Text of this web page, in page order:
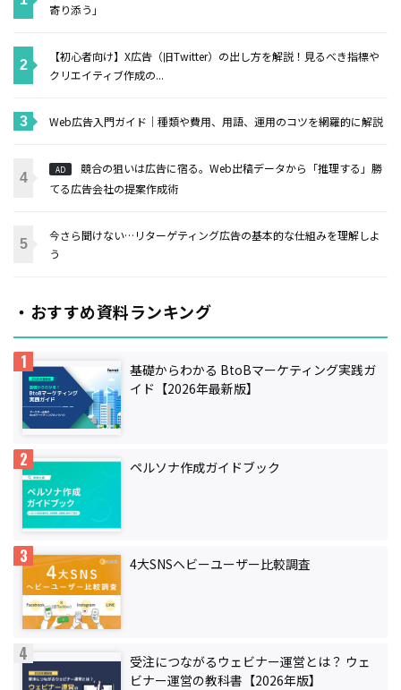
寄り添う」
【初心者向け】X広告（旧Twitter）の出し方を解説！見るべき指標や
クリエイティブ作成の...
Web広告入門ガイド｜種類や費用、用語、運用のコツを網羅的に解説
AD
競合の狙いは広告に宿る。Web出稿データから「推理する」勝
てる広告会社の提案作成術
今さら聞けない…リターゲティング広告の基本的な仕組みを理解しよ
う
・おすすめ資料ランキング
基礎からわかる BtoBマーケティング実践ガ
イド【2026年最新版】
ペルソナ作成ガイドブック
4大SNSヘビーユーザー比較調査
受注につながるウェビナー運営とは？ ウェ
ビナー運営の教科書【2026年版】